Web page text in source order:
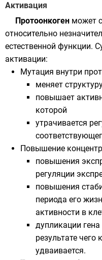
Активация
Протоонкоген может
относительно
естественной функции.
активации:
Мутация внутри
меняет
повышает
которой
утрачивается
Повышение
повышения
регуляции
повышения
периода его
активности в
дупликации гена
результате чего
удваивается.